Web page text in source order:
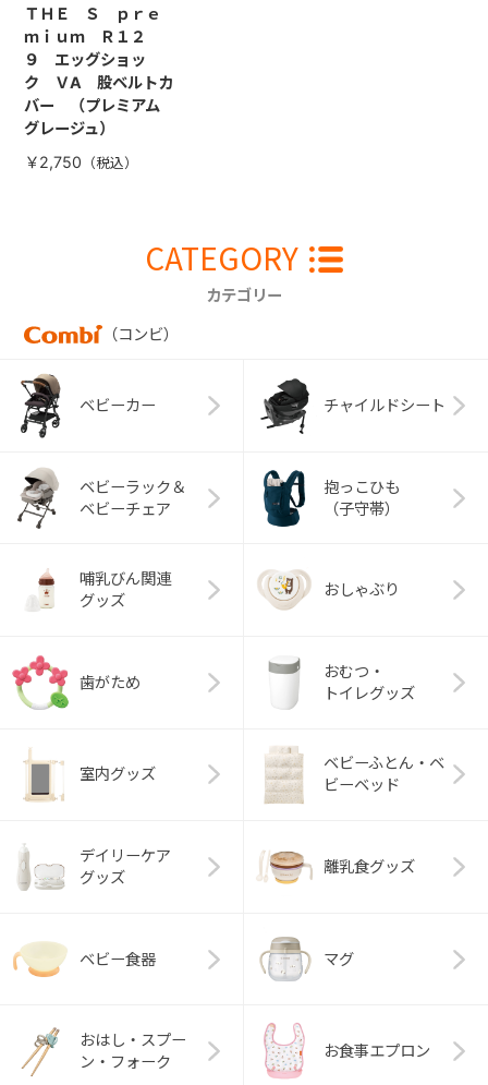
ＴＨＥ Ｓ ｐｒｅ
ｍｉｕｍ Ｒ１２
９ エッグショッ
ク ＶA 股ベルトカ
バー （プレミアム
グレージュ）
￥2,750
CATEGORY
カテゴリー
（コンビ）
ベビーカー チャイルドシート
ベビーラック＆
ベビーチェア
抱っこひも
（子守帯）
哺乳びん関連
グッズ
おしゃぶり
歯がため
おむつ・
トイレグッズ
室内グッズ
ベビーふとん・ベ
ビーベッド
デイリーケア
グッズ
離乳食グッズ
ベビー食器 マグ
おはし・スプー
ン・フォーク
お食事エプロン